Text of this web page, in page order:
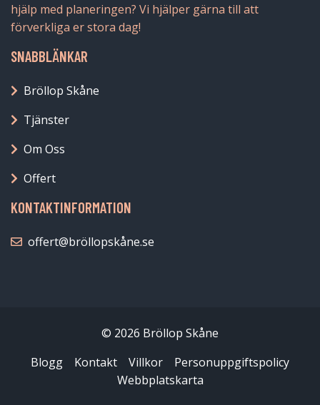
hjälp med planeringen? Vi hjälper gärna till att
förverkliga er stora dag!
SNABBLÄNKAR
Bröllop Skåne
Tjänster
Om Oss
Offert
KONTAKTINFORMATION
offert@bröllopskåne.se
© 2026 Bröllop Skåne
Blogg
Kontakt Villkor
Personuppgiftspolicy
Webbplatskarta